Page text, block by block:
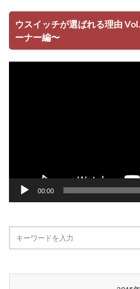
ウスイッチが選ばれる理由
ーナー編〜
動
00:00